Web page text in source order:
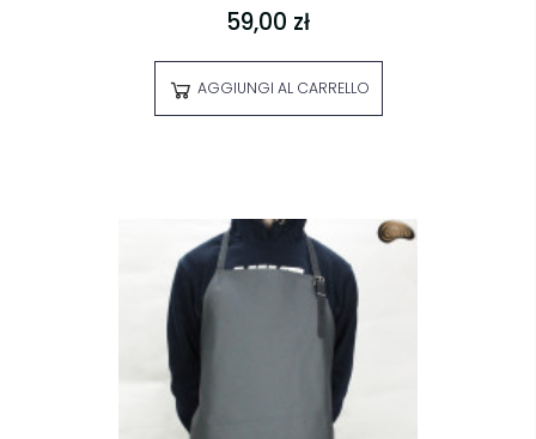
59,00 zł
AGGIUNGI AL CARRELLO